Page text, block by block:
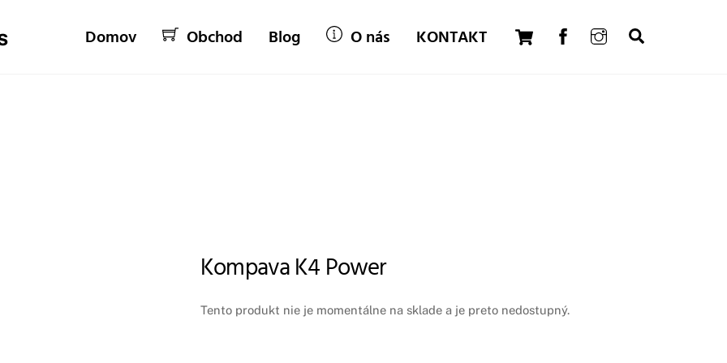
Cart
Domov Obchod Blog O nás KONTAKT
Kompava K4 Power
Tento produkt nie je momentálne na sklade a je preto nedostupný.